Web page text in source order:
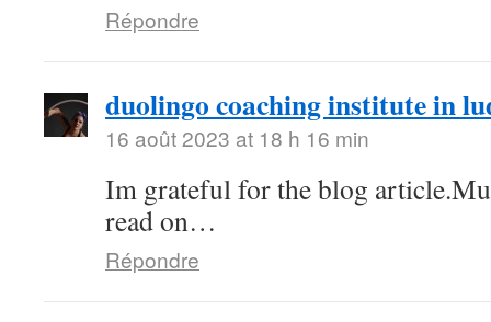
Répondre
duolingo coaching institute in
16 août 2023 at 18 h 16 min
Im grateful for the blog
read on…
Répondre